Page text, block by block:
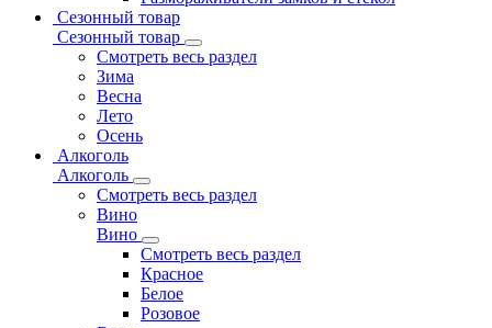
Сезонный товар
Сезонный товар
Смотреть весь раздел
Зима
Весна
Лето
Осень
Алкоголь
Алкоголь
Смотреть весь раздел
Вино
Вино
Смотреть весь раздел
Красное
Белое
Розовое